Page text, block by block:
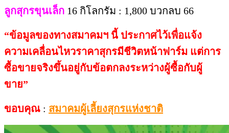
ลูกสุกรขุนเล็ก 16 กิโลกรัม : 1,800 บวกลบ 66
“ข้อมูลของทางสมาคมฯ นี้ ประกาศไว้เพื่อแจ้ง
ความเคลื่อนไหวราคาสุกรมีชีวิตหน้าฟาร์ม แต่การ
ซื้อขายจริงขึ้นอยู่กับข้อตกลงระหว่างผู้ซื้อกับผู้
ขาย”
ขอบคุณ : สมาคมผู้เลี้ยงสุกรแห่งชาติ